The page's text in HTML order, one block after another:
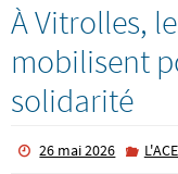
À Vitrolles,
mobilisent
solidarité
26 mai 2026